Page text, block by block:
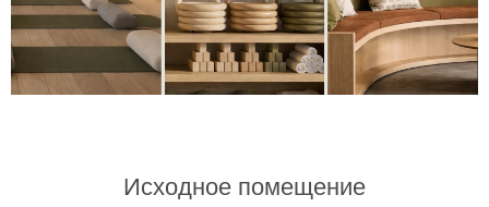
Исходное помещение